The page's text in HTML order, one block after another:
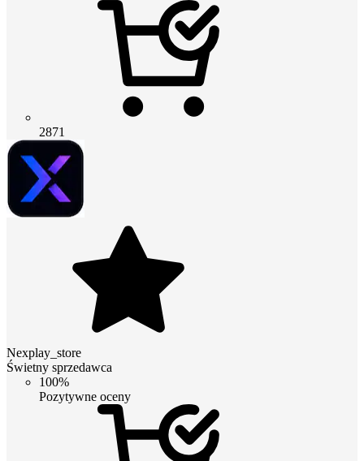
2871
Nexplay_store
Świetny sprzedawca
100%
Pozytywne oceny